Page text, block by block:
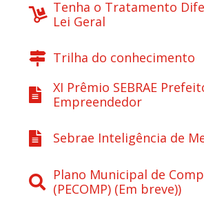
Tenha o Tratamento
Lei Geral
Trilha do conhecimento
XI Prêmio SEBRAE
Empreendedor
Sebrae Inteligência de
Plano Municipal de
(PECOMP) (Em breve))